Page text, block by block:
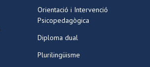
Orientació i Intervenció
Psicopedagògica
Diploma dual
Plurilingüisme